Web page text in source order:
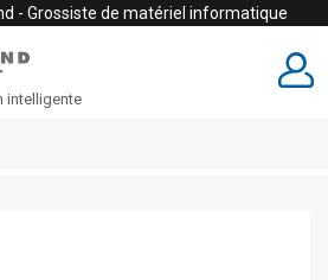
- Grossiste de matériel informatique
intelligente